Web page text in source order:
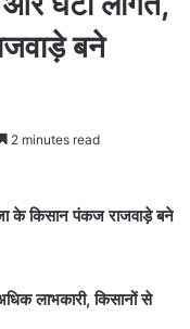
बने
2 minutes read
के किसान पंकज राजवाड़े बने
लाभकारी, किसानों से